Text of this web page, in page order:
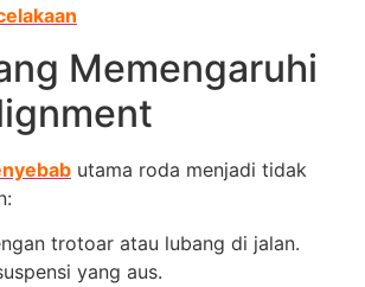
Memengaruhi
utama roda menjadi tidak
trotoar atau lubang di jalan.
yang aus.